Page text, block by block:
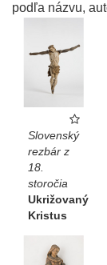
podľa názvu,
Slovenský
rezbár z
18.
storočia
Ukrižovaný
Kristus